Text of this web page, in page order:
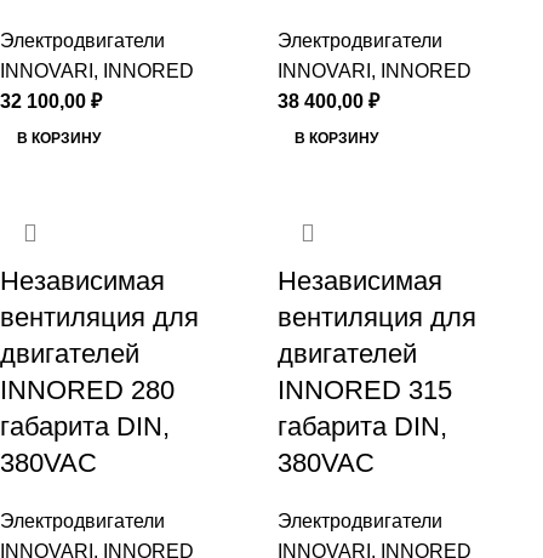
Электродвигатели
INNOVARI, INNORED
32 100,00 ₽
В КОРЗИНУ
Электродвигатели
INNOVARI, INNORED
38 400,00 ₽
В КОРЗИНУ
Независимая
вентиляция для
двигателей
INNORED 280
габарита DIN,
380VAC
Электродвигатели
INNOVARI, INNORED
Независимая
вентиляция для
двигателей
INNORED 315
габарита DIN,
380VAC
Электродвигатели
INNOVARI, INNORED